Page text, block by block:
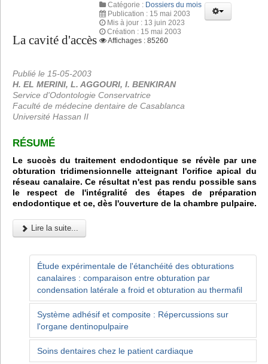
La cavité d'accès
Catégorie : Dossiers du mois
Publication : 15 mai 2003
Mis à jour : 13 juin 2023
Création : 15 mai 2003
Affichages : 85260
Publié le 15-05-2003
H. EL MERINI, L. AGGOURI, I. BENKIRAN
Service d'Odontologie Conservatrice
Faculté de médecine dentaire de Casablanca
Université Hassan II
RÉSUMÉ
Le succès du traitement endodontique se révèle par une
obturation tridimensionnelle atteignant l'orifice apical du
réseau canalaire. Ce résultat n'est pas rendu possible sans
le respect de l'intégralité des étapes de préparation
endodontique et ce, dès l'ouverture de la chambre pulpaire.
Lire la suite...
Étude expérimentale de l'étanchéité des obturations
canalaires : comparaison entre obturation par
condensation latérale a froid et obturation au thermafil
Système adhésif et composite : Répercussions sur
l'organe dentinopulpaire
Soins dentaires chez le patient cardiaque